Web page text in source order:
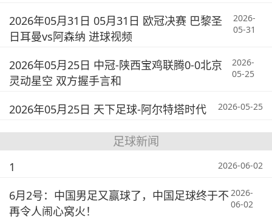
2026年05月31日 05月31日 欧冠决赛 巴黎圣
日耳曼vs阿森纳 进球视频
2026-
05-31
2026年05月25日 中冠-陕西宝鸡联腾0-0北京
灵动星空 双方握手言和
2026-
05-25
2026年05月25日 天下足球-阿尔特塔时代 2026-05-25
足球新闻
1 2026-06-02
6月2号：中国男足又赢球了，中国足球终于不
再令人闹心窝火！
2026-
06-02